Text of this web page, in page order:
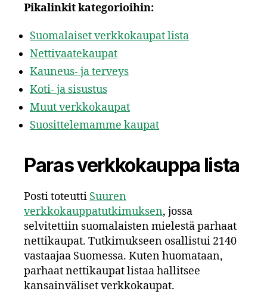
Pikalinkit kategorioihin:
Suomalaiset verkkokaupat lista
Nettivaatekaupat
Kauneus- ja terveys
Koti- ja sisustus
Muut verkkokaupat
Suosittelemamme kaupat
Paras verkkokauppa lista
Posti toteutti Suuren
verkkokauppatutkimuksen, jossa
selvitettiin suomalaisten mielestä parhaat
nettikaupat. Tutkimukseen osallistui 2140
vastaajaa Suomessa. Kuten huomataan,
parhaat nettikaupat listaa hallitsee
kansainväliset verkkokaupat.